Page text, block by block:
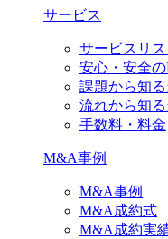
サービス
サービスリス
安心・安全
課題から知
流れから知
手数料・料金
M&A事例
M&A事例
M&A成約式
M&A成約実